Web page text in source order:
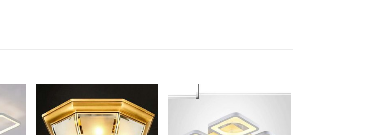
Add to
Add to
Wishlist